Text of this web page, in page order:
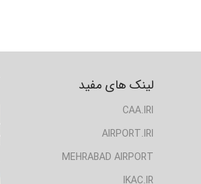
لینک های مفید
CAA.IRI
AIRPORT.IRI
MEHRABAD AIRPORT
IKAC.IR